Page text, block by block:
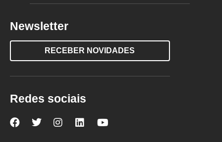
Newsletter
RECEBER NOVIDADES
Redes sociais
NovaNova Nova Nova